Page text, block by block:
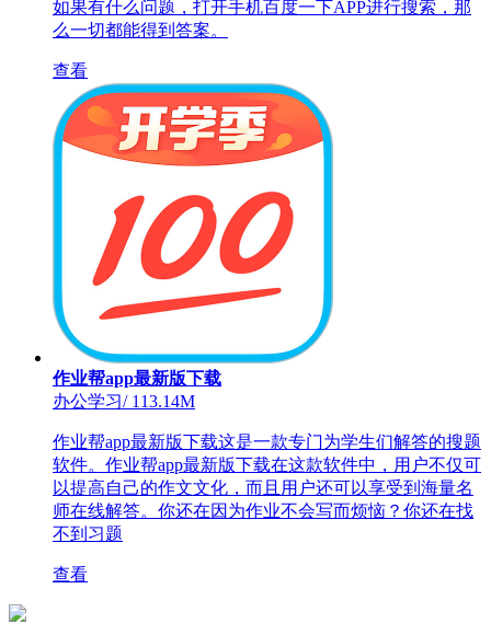
如果有什么问题，打开手机百度一下APP进行搜索，那
么一切都能得到答案。
查看
作业帮app最新版下载
办公学习/113.14M
作业帮app最新版下载这是一款专门为学生们解答的搜题
软件。作业帮app最新版下载在这款软件中，用户不仅可
以提高自己的作文文化，而且用户还可以享受到海量名
师在线解答。你还在因为作业不会写而烦恼？你还在找
不到习题
查看